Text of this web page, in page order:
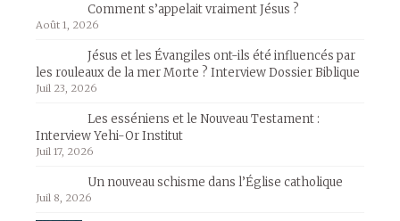
Comment s’appelait vraiment Jésus ?
Août 1, 2026
Jésus et les Évangiles ont-ils été influencés par
les rouleaux de la mer Morte ? Interview Dossier Biblique
Juil 23, 2026
Les esséniens et le Nouveau Testament :
Interview Yehi-Or Institut
Juil 17, 2026
Un nouveau schisme dans l’Église catholique
Juil 8, 2026